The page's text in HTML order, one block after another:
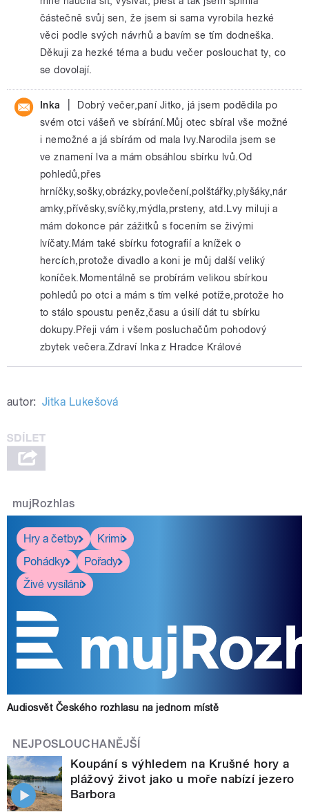
částečně svůj sen, že jsem si sama vyrobila hezké
věci podle svých návrhů a bavím se tím dodneška.
Děkuji za hezké téma a budu večer poslouchat ty, co
se dovolají.
Inka
Dobrý večer,paní Jitko, já jsem podědila po
svém otci vášeň ve sbírání.Můj otec sbíral vše možné
i nemožné a já sbírám od mala lvy.Narodila jsem se
ve znamení lva a mám obsáhlou sbírku lvů.Od
pohledů,přes
hrníčky,sošky,obrázky,povlečení,polštářky,plyšáky,nár
amky,přívěsky,svíčky,mýdla,prsteny, atd.Lvy miluji a
mám dokonce pár zážitků s focením se živými
lvíčaty.Mám také sbírku fotografií a knížek o
hercích,protože divadlo a koni je můj další veliký
koníček.Momentálně se probírám velikou sbírkou
pohledů po otci a mám s tím velké potíže,protože ho
to stálo spoustu peněz,času a úsilí dát tu sbírku
dokupy.Přeji vám i všem posluchačům pohodový
zbytek večera.Zdraví Inka z Hradce Králové
autor: Jitka Lukešová
mujRozhlas
Hry a četby
Krimi
Pohádky
Pořady
Živé vysílání
Audiosvět Českého rozhlasu na jednom místě
NEJPOSLOUCHANĚJŠÍ
Koupání s výhledem na Krušné hory a
plážový život jako u moře nabízí jezero
Barbora